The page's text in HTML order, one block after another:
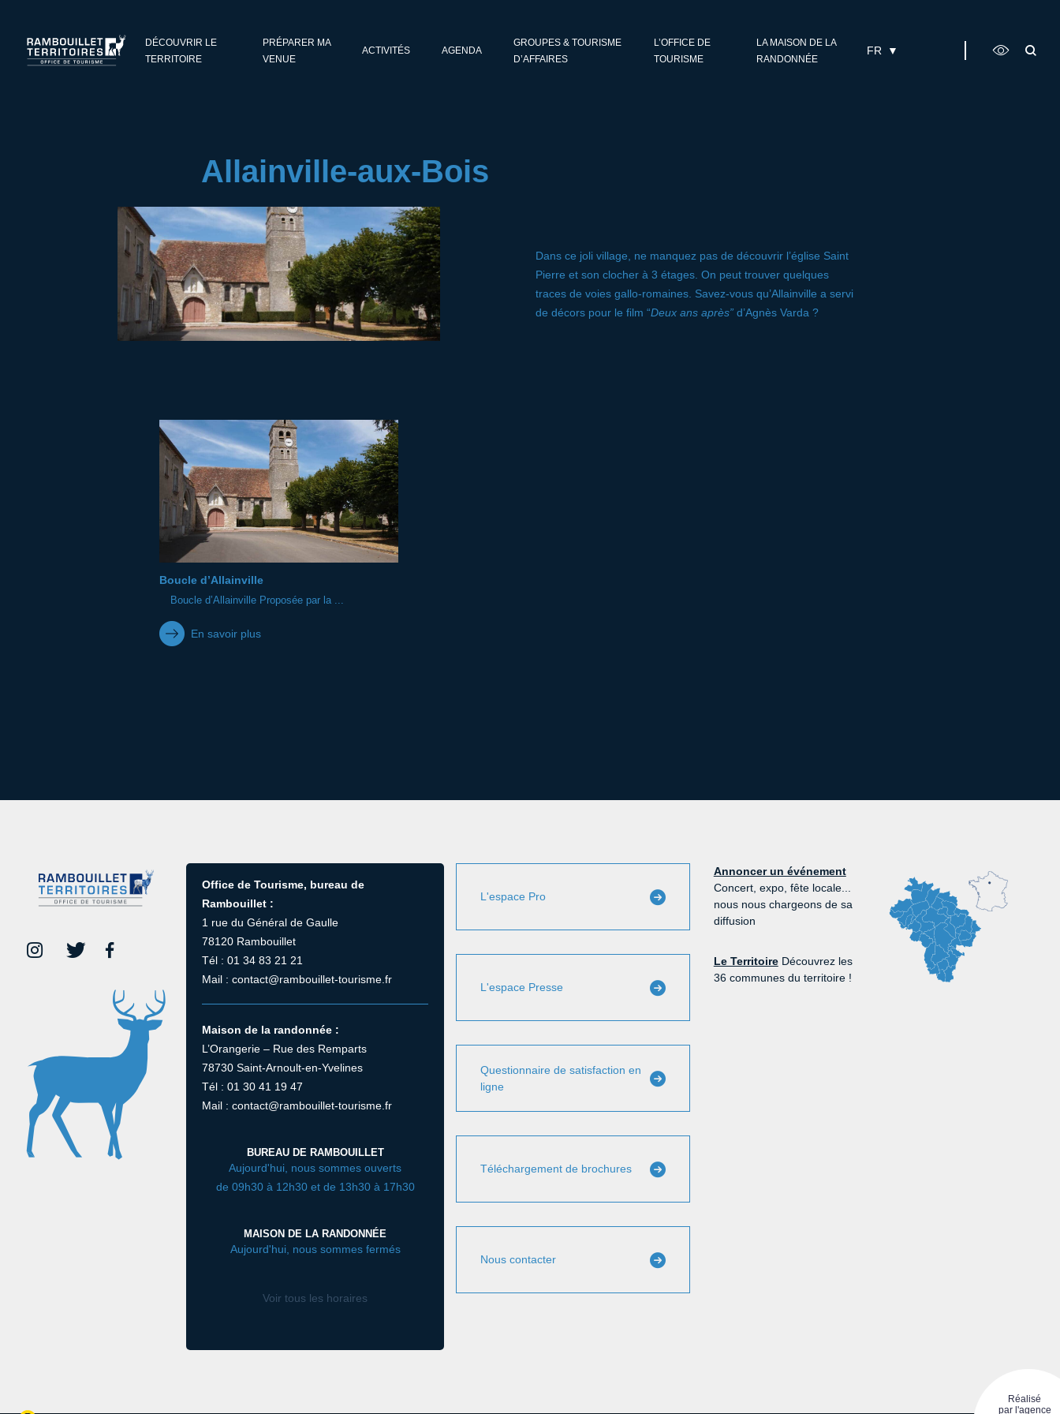
DÉCOUVRIR LE
TERRITOIRE
PRÉPARER MA
VENUE
ACTIVITÉS AGENDA
GROUPES & TOURISME
D’AFFAIRES
L’OFFICE DE
TOURISME
LA MAISON DE LA
RANDONNÉE
FR
Allainville-aux-Bois
Dans ce joli village, ne manquez pas de découvrir l’église Saint
Pierre et son clocher à 3 étages. On peut trouver quelques
traces de voies gallo-romaines. Savez-vous qu’Allainville a servi
de décors pour le film “Deux ans après” d’Agnès Varda ?
Boucle d’Allainville
Boucle d’Allainville Proposée par la ...
En savoir plus
Office de Tourisme, bureau de
Rambouillet :
1 rue du Général de Gaulle
78120 Rambouillet
Tél : 01 34 83 21 21
Mail : contact@rambouillet-tourisme.fr
Maison de la randonnée :
L’Orangerie – Rue des Remparts
78730 Saint-Arnoult-en-Yvelines
Tél : 01 30 41 19 47
Mail : contact@rambouillet-tourisme.fr
BUREAU DE RAMBOUILLET
Aujourd'hui, nous sommes ouverts
de 09h30 à 12h30 et de 13h30 à 17h30
MAISON DE LA RANDONNÉE
Aujourd'hui, nous sommes fermés
Voir tous les horaires
L'espace Pro
L'espace Presse
Questionnaire de satisfaction en
ligne
Téléchargement de brochures
Nous contacter
Annoncer un événement
Concert, expo, fête locale...
nous nous chargeons de sa
diffusion
Le TerritoireDécouvrez les
36 communes du territoire !
Réalisé
par l'agence